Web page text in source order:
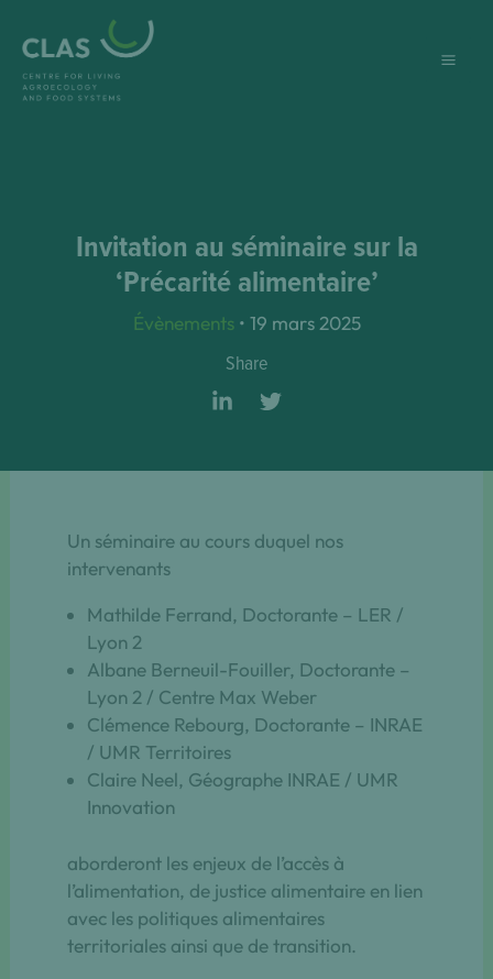
Invitation au séminaire sur la
‘Précarité alimentaire’
Évènements• 19 mars 2025
Share
Un séminaire au cours duquel nos
intervenants
Mathilde Ferrand, Doctorante – LER /
Lyon 2
Albane Berneuil-Fouiller, Doctorante –
Lyon 2 / Centre Max Weber
Clémence Rebourg, Doctorante – INRAE
/ UMR Territoires
Claire Neel, Géographe INRAE / UMR
Innovation
aborderont les enjeux de l’accès à
l’alimentation, de justice alimentaire en lien
avec les politiques alimentaires
territoriales ainsi que de transition.